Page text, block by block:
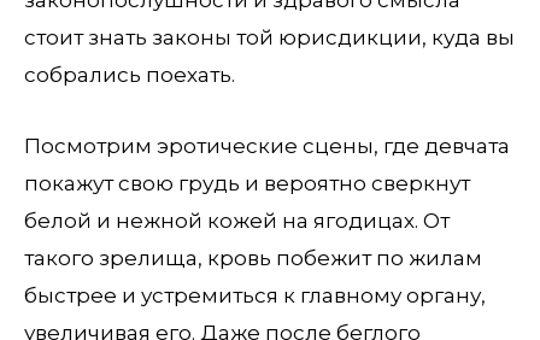
стоит знать законы той юрисдикции, куда вы
собрались поехать.
Посмотрим эротические сцены, где девчата
покажут свою грудь и вероятно сверкнут
белой и нежной кожей на ягодицах. От
такого зрелища, кровь побежит по жилам
быстрее и устремиться к главному органу,
увеличивая его. Даже после беглого